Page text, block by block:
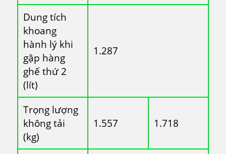
Dung tích
khoang
hành lý khi
gập hàng
ghế thứ 2
(lít)
1.287
Trọng lượng
không tải
(kg)
1.557 1.718